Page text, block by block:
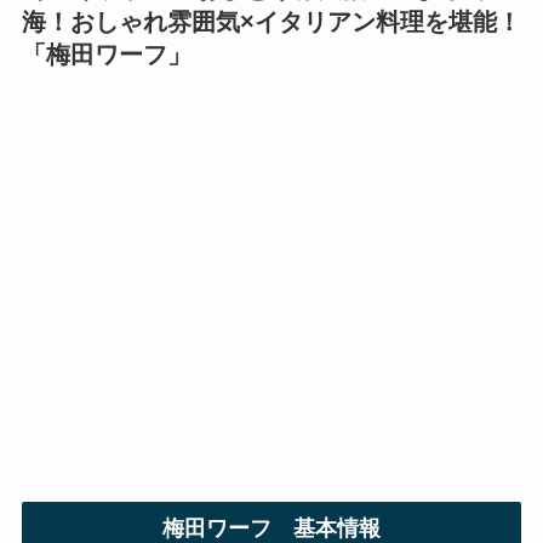
海！おしゃれ雰囲気×イタリアン料理を堪能！
「梅田ワーフ 」
梅田ワーフ 基本情報